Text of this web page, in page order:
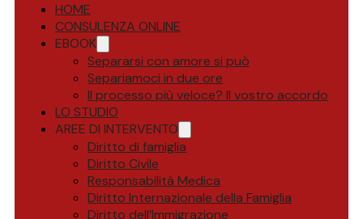
HOME
CONSULENZA ONLINE
EBOOK
Separarsi con amore si può
Separiamoci in due ore
Il processo più veloce? Il vostro accordo
LO STUDIO
AREE DI INTERVENTO
Diritto di famiglia
Diritto Civile
Responsabilità Medica
Diritto Internazionale della Famiglia
Diritto dell’Immigrazione